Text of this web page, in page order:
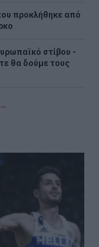
προκλήθηκε από
στίβου -
θα δούμε τους